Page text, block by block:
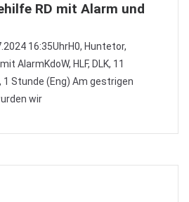
RD mit Alarm und
16:35UhrH0, Huntetor,
AlarmKdoW, HLF, DLK, 11
Stunde (Eng) Am gestrigen
wir